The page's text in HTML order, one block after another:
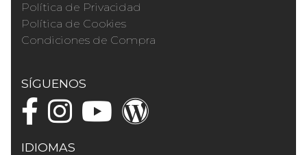
Política de Privacidad
Política de Cookies
Condiciones de Compra
SÍGUENOS
IDIOMAS